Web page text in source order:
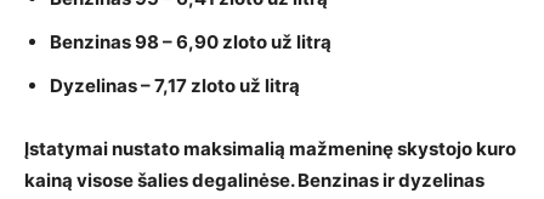
Benzinas 98 – 6,90 zloto už litrą
Dyzelinas– 7,17 zloto už litrą
Įstatymai nustato maksimalią mažmeninę skystojo kuro
kainą visose šalies degalinėse. Benzinas ir dyzelinas